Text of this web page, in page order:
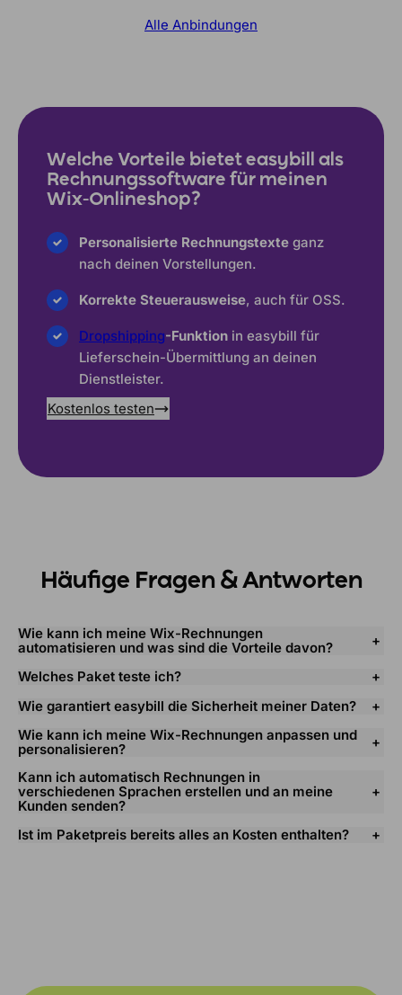
Alle Anbindungen
Welche Vorteile bietet easybill als
Rechnungssoftware für meinen
Wix-Onlineshop?
Personalisierte Rechnungstexte ganz
nach deinen Vorstellungen.
Korrekte Steuerausweise, auch für OSS.
Dropshipping-Funktion in easybill für
Lieferschein-Übermittlung an deinen
Dienstleister.
Kostenlos testen
Häufige Fragen & Antworten
Wie kann ich meine Wix-Rechnungen
automatisieren und was sind die Vorteile davon?
Welches Paket teste ich?
Wie garantiert easybill die Sicherheit meiner Daten?
Wie kann ich meine Wix-Rechnungen anpassen und
personalisieren?
Kann ich automatisch Rechnungen in
verschiedenen Sprachen erstellen und an meine
Kunden senden?
Ist im Paketpreis bereits alles an Kosten enthalten?